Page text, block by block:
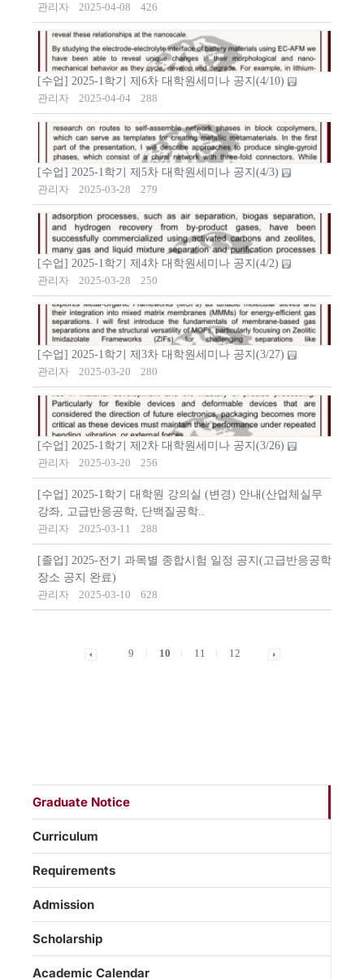
관리자 2025-04-08 426
[수업] 2025-1학기 제6차 대학원세미나 공지(4/10)
관리자
2025-04-04 288
[수업] 2025-1학기 제5차 대학원세미나 공지(4/3)
관리자
2025-03-28 279
[수업] 2025-1학기 제4차 대학원세미나 공지(4/2)
관리자
2025-03-28 250
[수업] 2025-1학기 제3차 대학원세미나 공지(3/27)
관리자
2025-03-20 280
[수업] 2025-1학기 제2차 대학원세미나 공지(3/26)
관리자
2025-03-20 256
[수업] 2025-1학기 대학원 강의실 (변경) 안내(산업체실무
강좌, 고급반응공학, 단백질공학..
관리자
2025-03-11 288
[졸업] 2025-전기 과목별 종합시험 일정 공지(고급반응공학
장소 공지 완료)
관리자
2025-03-10 628
9 10 11 12
Graduate Notice
Curriculum
Requirements
Admission
Scholarship
Academic Calendar